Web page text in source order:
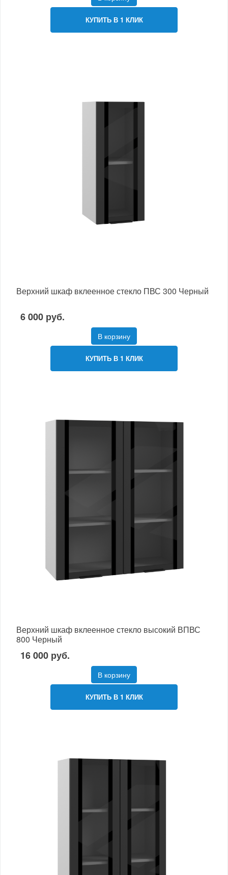
КУПИТЬ В 1 КЛИК
Верхний шкаф вклеенное стекло ПВС 300 Черный
6 000 руб.
В корзину
КУПИТЬ В 1 КЛИК
Верхний шкаф вклеенное стекло высокий ВПВС
800 Черный
16 000 руб.
В корзину
КУПИТЬ В 1 КЛИК